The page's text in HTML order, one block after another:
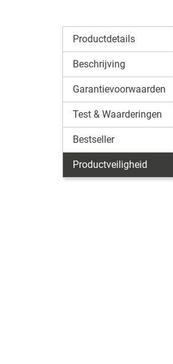
Productdetails
Beschrijving
Garantievoorwaarden
Test & Waarderingen
Bestseller
Productveiligheid